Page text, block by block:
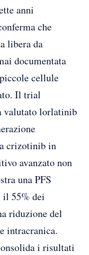
anni
che
libera da
documentata
cellule
Il trial
valutato lorlatinib
crizotinib in
avanzato non
una PFS
il 55% dei
riduzione del
intracranica.
i risultati